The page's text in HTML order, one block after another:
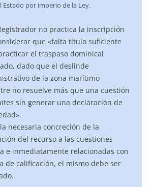
Estado por imperio de la Ley.
no practica la inscripción
que «falta título suficiente
el traspaso dominical
dado que el deslinde
de la zona marítimo
no resuelve más que una cuestión
sin generar una declaración de
necesaria concreción de la
del recurso a las cuestiones
e inmediatamente relacionadas con
de calificación, el mismo debe ser